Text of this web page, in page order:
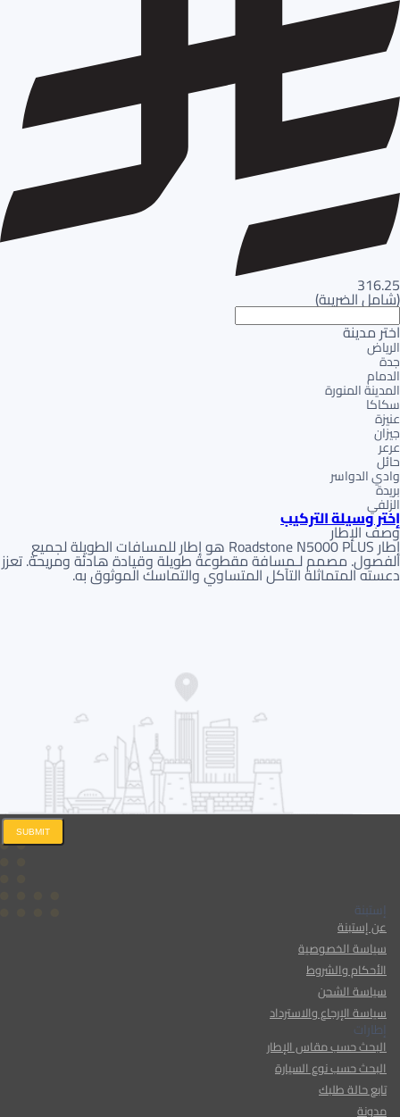
316.25
(شامل الضريبة)
اختر مدينة
الرياض
جدة
الدمام
المدينة المنورة
سكاكا
عنيزة
جيزان
عرعر
حائل
وادي الدواسر
بريدة
الزلفي
إختر وسيلة التركيب
وصف الإطار
إطار Roadstone N5000 PLUS هو إطار للمسافات الطويلة لجميع
الفصول. مصمم لـمسافة مقطوعة طويلة وقيادة هادئة ومريحة. تعزز
دعسته المتماثلة التآكل المتساوي والتماسك الموثوق به.
إستبنة
عن إستبنة
سياسة الخصوصية
الأحكام والشروط
سياسة الشحن
سياسة الإرجاع والاسترداد
إطارات
البحث حسب مقاس الإطار
البحث حسب نوع السيارة
تابع حالة طلبك
مدونة
SUBMIT